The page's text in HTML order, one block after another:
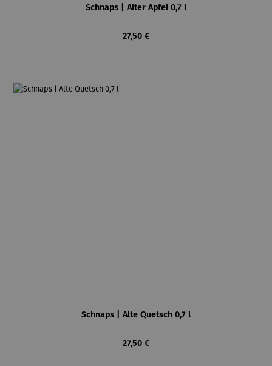
Schnaps | Alter Apfel 0,7 l
Regulärer Preis:
27,50 €
Schnaps | Alte Quetsch 0,7 l
Regulärer Preis:
27,50 €